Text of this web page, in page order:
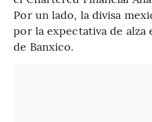
Por un lado, la divisa
por la expectativa de alza
de Banxico.